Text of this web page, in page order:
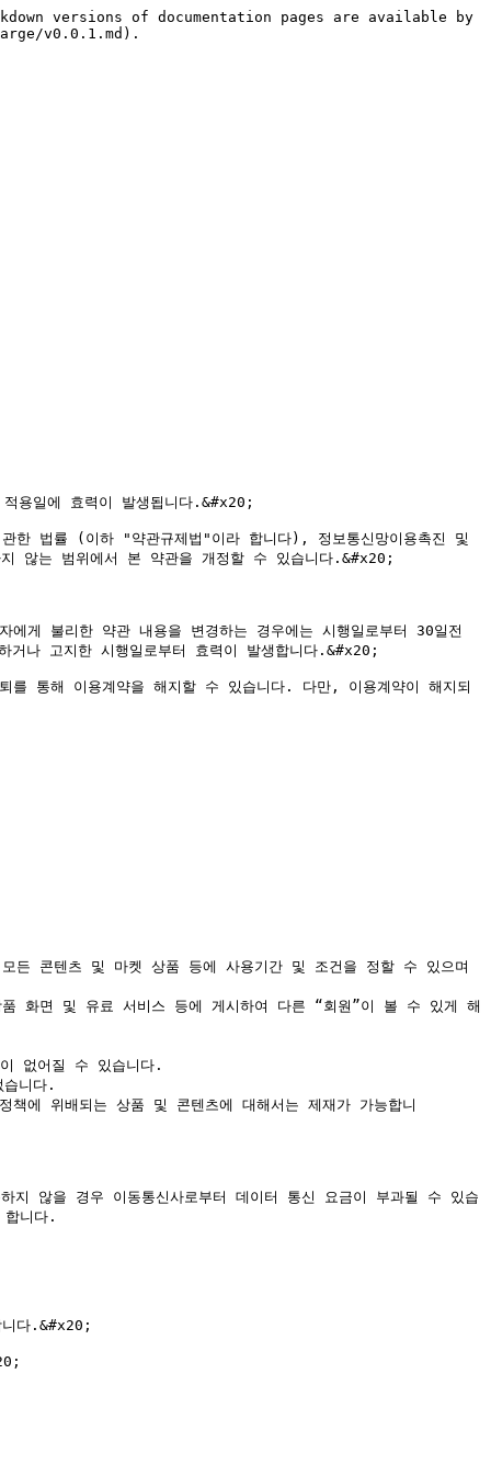
versions of documentation pages are available by
v0.0.1.md).
용일에 효력이 발생됩니다.&#x20;
한 법률 (이하 "약관규제법"이라 합니다), 정보통신망이용촉진 및
않는 범위에서 본 약관을 개정할 수 있습니다.&#x20;
게 불리한 약관 내용을 변경하는 경우에는 시행일로부터 30일전
나 고지한 시행일로부터 효력이 발생합니다.&#x20;
통해 이용계약을 해지할 수 있습니다. 다만, 이용계약이 해지되
든 콘텐츠 및 마켓 상품 등에 사용기간 및 조건을 정할 수 있으며
화면 및 유료 서비스 등에 게시하여 다른 “회원”이 볼 수 있게 해
없어질 수 있습니다.
니다.
에 위배되는 상품 및 콘텐츠에 대해서는 제재가 가능합니
않을 경우 이동통신사로부터 데이터 통신 요금이 부과될 수 있습
니다.
다.&#x20;